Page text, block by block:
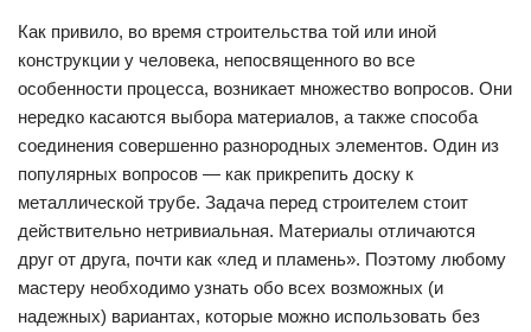
Как привило, во время строительства той или иной
конструкции у человека, непосвященного во все
особенности процесса, возникает множество вопросов. Они
нередко касаются выбора материалов, а также способа
соединения совершенно разнородных элементов. Один из
популярных вопросов — как прикрепить доску к
металлической трубе. Задача перед строителем стоит
действительно нетривиальная. Материалы отличаются
друг от друга, почти как «лед и пламень». Поэтому любому
мастеру необходимо узнать обо всех возможных (и
надежных) вариантах, которые можно использовать без